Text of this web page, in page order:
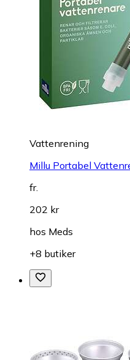
Vattenrening
Millu Portabel
fr.
202 kr
hos Meds
+8 butiker